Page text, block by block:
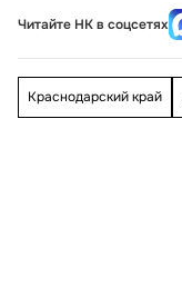
Читайте НК в соцсетях
Краснодарский край